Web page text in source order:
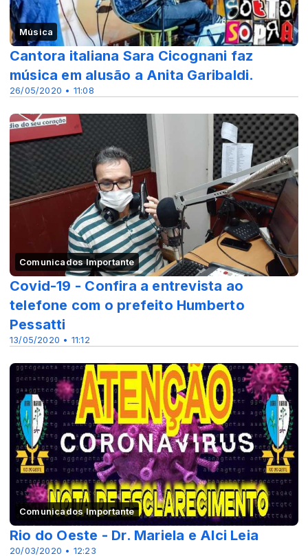
Música
26/05/2020 • 11:08
Cantora italiana Sara Cicognani faz
música em alusão a Anita Garibaldi.
Comunicados Importante
13/05/2020 • 11:12
Covid-19 - Confira a entrevista ao
telefone com o prefeito Humberto
Pessatti
Comunicados Importante
20/03/2020 • 12:23
Rio do Oeste - Dr. Mariela e Alci Leia